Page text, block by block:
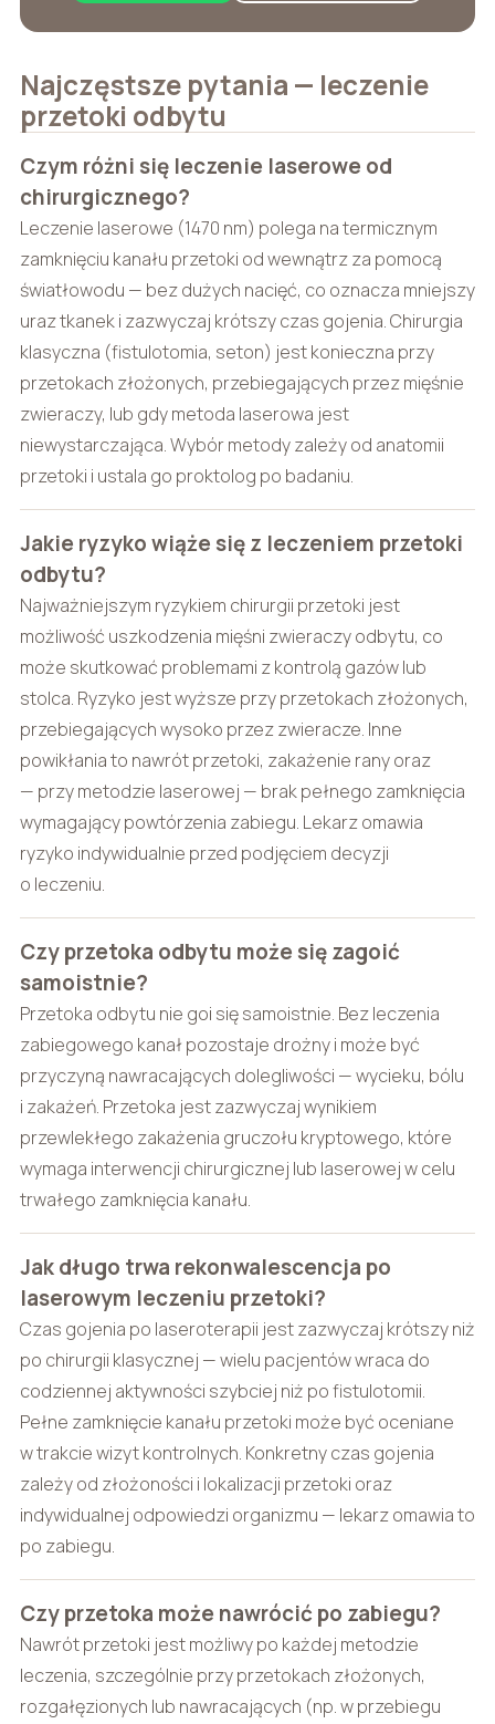
Najczęstsze pytania — leczenie
przetoki odbytu
Czym różni się leczenie laserowe od
chirurgicznego?
Leczenie laserowe (1470 nm) polega na termicznym
zamknięciu kanału przetoki od wewnątrz za pomocą
światłowodu — bez dużych nacięć, co oznacza mniejszy
uraz tkanek i zazwyczaj krótszy czas gojenia. Chirurgia
klasyczna (fistulotomia, seton) jest konieczna przy
przetokach złożonych, przebiegających przez mięśnie
zwieraczy, lub gdy metoda laserowa jest
niewystarczająca. Wybór metody zależy od anatomii
przetoki i ustala go proktolog po badaniu.
Jakie ryzyko wiąże się z leczeniem przetoki
odbytu?
Najważniejszym ryzykiem chirurgii przetoki jest
możliwość uszkodzenia mięśni zwieraczy odbytu, co
może skutkować problemami z kontrolą gazów lub
stolca. Ryzyko jest wyższe przy przetokach złożonych,
przebiegających wysoko przez zwieracze. Inne
powikłania to nawrót przetoki, zakażenie rany oraz
— przy metodzie laserowej — brak pełnego zamknięcia
wymagający powtórzenia zabiegu. Lekarz omawia
ryzyko indywidualnie przed podjęciem decyzji
o leczeniu.
Czy przetoka odbytu może się zagoić
samoistnie?
Przetoka odbytu nie goi się samoistnie. Bez leczenia
zabiegowego kanał pozostaje drożny i może być
przyczyną nawracających dolegliwości — wycieku, bólu
i zakażeń. Przetoka jest zazwyczaj wynikiem
przewlekłego zakażenia gruczołu kryptowego, które
wymaga interwencji chirurgicznej lub laserowej w celu
trwałego zamknięcia kanału.
Jak długo trwa rekonwalescencja po
laserowym leczeniu przetoki?
Czas gojenia po laseroterapii jest zazwyczaj krótszy niż
po chirurgii klasycznej — wielu pacjentów wraca do
codziennej aktywności szybciej niż po fistulotomii.
Pełne zamknięcie kanału przetoki może być oceniane
w trakcie wizyt kontrolnych. Konkretny czas gojenia
zależy od złożoności i lokalizacji przetoki oraz
indywidualnej odpowiedzi organizmu — lekarz omawia to
po zabiegu.
Czy przetoka może nawrócić po zabiegu?
Nawrót przetoki jest możliwy po każdej metodzie
leczenia, szczególnie przy przetokach złożonych,
rozgałęzionych lub nawracających (np. w przebiegu